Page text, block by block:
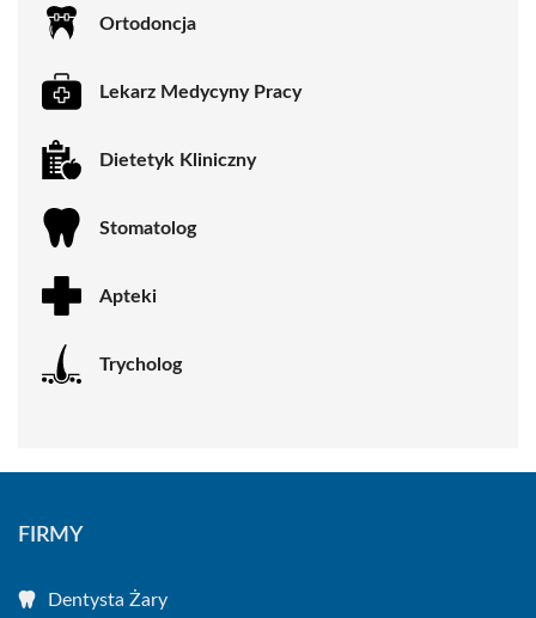
Ortodoncja
Lekarz Medycyny Pracy
Dietetyk Kliniczny
Stomatolog
Apteki
Trycholog
FIRMY
Dentysta Żary